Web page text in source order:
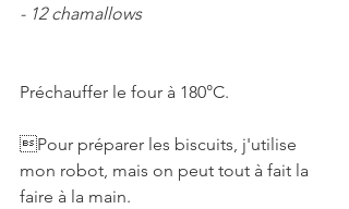
- 12 chamallows
Préchauffer le four à 180°C.
Pour préparer les biscuits, j'utilise
mon robot, mais on peut tout à fait la
faire à la main.